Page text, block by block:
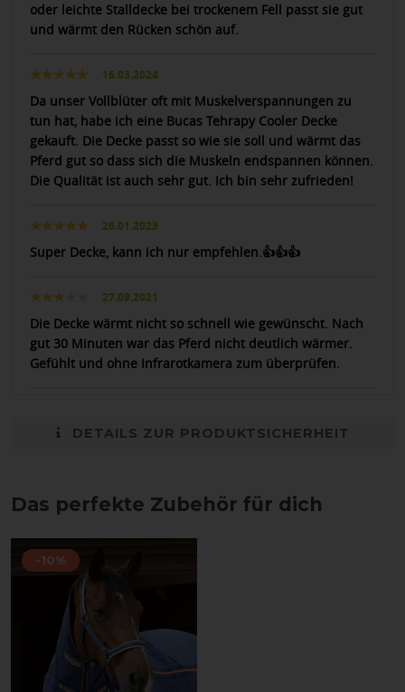
oder leichte Stalldecke bei trockenem Fell passt sie gut
und wärmt den Rücken schön auf.
16.03.2024
Da unser Vollblüter oft mit Muskelverspannungen zu
tun hat, habe ich eine Bucas Tehrapy Cooler Decke
gekauft. Die Decke passt so wie sie soll und wärmt das
Pferd gut so dass sich die Muskeln endspannen können.
Die Qualität ist auch sehr gut. Ich bin sehr zufrieden!
26.01.2023
Super Decke, kann ich nur empfehlen.👍👍👍
27.09.2021
Die Decke wärmt nicht so schnell wie gewünscht. Nach
gut 30 Minuten war das Pferd nicht deutlich wärmer.
Gefühlt und ohne Infrarotkamera zum überprüfen.
DETAILS ZUR PRODUKTSICHERHEIT
Das perfekte Zubehör für dich
-10%